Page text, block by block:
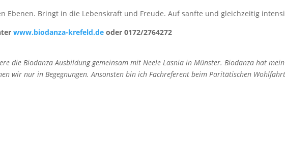
Ebenen. Bringt in die Lebenskraft und Freude. Auf sanfte und gleichzeitig
www.biodanza-krefeld.de oder 0172/2764272
die Biodanza Ausbildung gemeinsam mit Neele Lasnia in Münster. Biodanza hat
wir nur in Begegnungen. Ansonsten bin ich Fachreferent beim Paritätischen